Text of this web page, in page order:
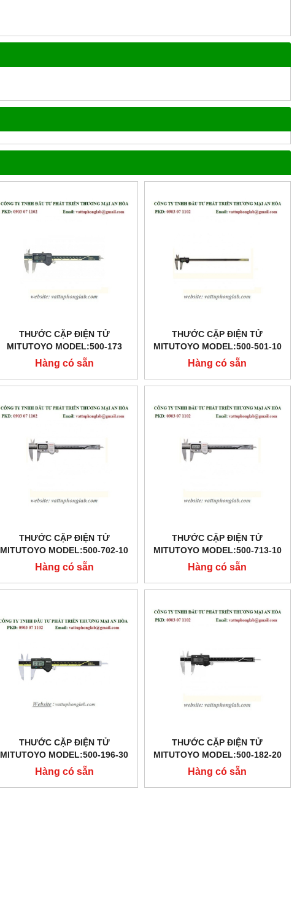
THƯỚC CẶP ĐIỆN TỬ
MITUTOYO MODEL:500-173
Hàng có sẵn
THƯỚC CẶP ĐIỆN TỬ
MITUTOYO MODEL:500-501-10
Hàng có sẵn
THƯỚC CẶP ĐIỆN TỬ
MITUTOYO MODEL:500-702-10
Hàng có sẵn
THƯỚC CẶP ĐIỆN TỬ
MITUTOYO MODEL:500-713-10
Hàng có sẵn
THƯỚC CẶP ĐIỆN TỬ
MITUTOYO MODEL:500-196-30
Hàng có sẵn
THƯỚC CẶP ĐIỆN TỬ
MITUTOYO MODEL:500-182-20
Hàng có sẵn